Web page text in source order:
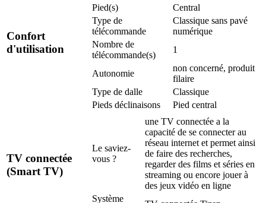
Confort
d'utilisation
Pied(s)
Central
Type de
télécommande
Classique sans pavé
numérique
Nombre de
télécommande(s)
1
Autonomie
non concerné, produit
filaire
Type de dalle
Classique
Pieds déclinaisons
Pied central
TV connectée
(Smart TV)
Le saviez-
vous ?
une TV connectée a la
capacité de se connecter au
réseau internet et permet ainsi
de faire des recherches,
regarder des films et séries en
streaming ou encore jouer à
des jeux vidéo en ligne
Système